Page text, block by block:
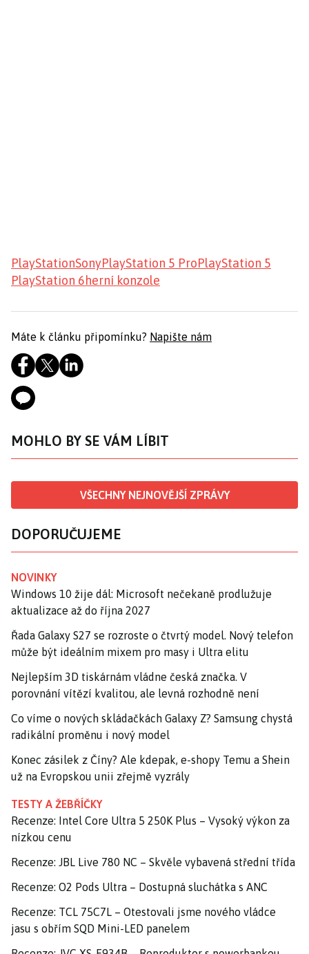
PlayStationSonyPlayStation 5 ProPlayStation 5
PlayStation 6herní konzole
Máte k článku připomínku? Napište nám
MOHLO BY SE VÁM LÍBIT
VŠECHNY NEJNOVĚJŠÍ ZPRÁVY
DOPORUČUJEME
NOVINKY
Windows 10 žije dál: Microsoft nečekaně prodlužuje
aktualizace až do října 2027
Řada Galaxy S27 se rozroste o čtvrtý model. Nový telefon
může být ideálním mixem pro masy i Ultra elitu
Nejlepším 3D tiskárnám vládne česká značka. V
porovnání vítězí kvalitou, ale levná rozhodně není
Co víme o nových skládačkách Galaxy Z? Samsung chystá
radikální proměnu i nový model
Konec zásilek z Číny? Ale kdepak, e-shopy Temu a Shein
už na Evropskou unii zřejmě vyzrály
TESTY A ŽEBŘÍČKY
Recenze: Intel Core Ultra 5 250K Plus – Vysoký výkon za
nízkou cenu
Recenze: JBL Live 780 NC – Skvěle vybavená střední třída
Recenze: O2 Pods Ultra – Dostupná sluchátka s ANC
Recenze: TCL 75C7L – Otestovali jsme nového vládce
jasu s obřím SQD Mini-LED panelem